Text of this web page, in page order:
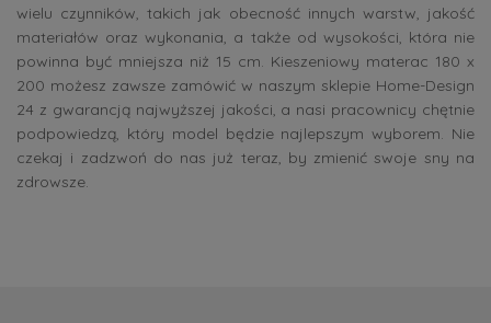
wielu czynników, takich jak obecność innych warstw, jakość
materiałów oraz wykonania, a także od wysokości, która nie
powinna być mniejsza niż 15 cm. Kieszeniowy materac 180 x
200 możesz zawsze zamówić w naszym sklepie Home-Design
24 z gwarancją najwyższej jakości, a nasi pracownicy chętnie
podpowiedzą, który model będzie najlepszym wyborem. Nie
czekaj i zadzwoń do nas już teraz, by zmienić swoje sny na
zdrowsze.